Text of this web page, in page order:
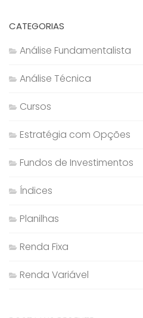
CATEGORIAS
Análise Fundamentalista
Análise Técnica
Cursos
Estratégia com Opções
Fundos de Investimentos
Índices
Planilhas
Renda Fixa
Renda Variável